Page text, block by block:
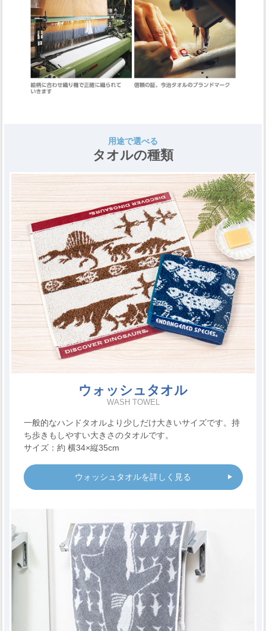
用途で選べる
タオルの種類
ウォッシュタオル
WASH TOWEL
一般的なハンドタオルより少しだけ大きいサイズです。持
ち歩きもしやすい大きさのタオルです。
サイズ：約 横34×縦35cm
ウォッシュタオルを詳しく見る